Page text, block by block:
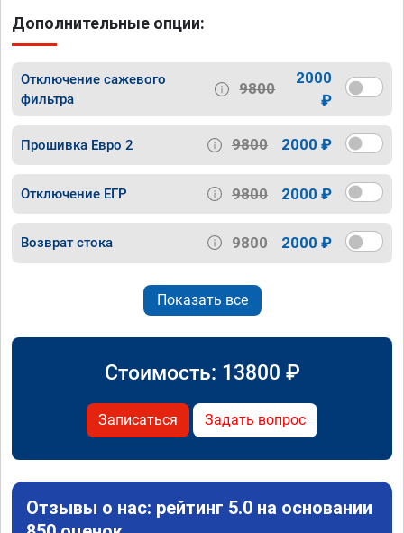
Дополнительные опции:
Отключение сажевого
фильтра
9800
2000
₽
Прошивка Евро 2 9800 2000 ₽
Отключение ЕГР 9800 2000 ₽
Возврат стока 9800 2000 ₽
Показать все
Стоимость: 13800 ₽
Записаться Задать вопрос
Отзывы о нас: рейтинг 5.0 на основании